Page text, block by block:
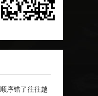
序错了往往越